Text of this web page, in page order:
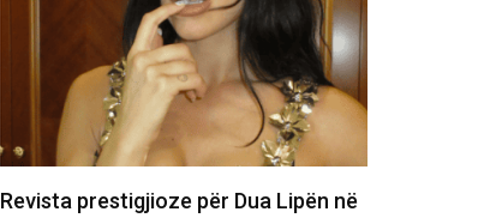
Katy Perry nga Sunny Hill shkon në